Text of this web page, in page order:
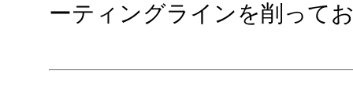
ーティングラインを削って